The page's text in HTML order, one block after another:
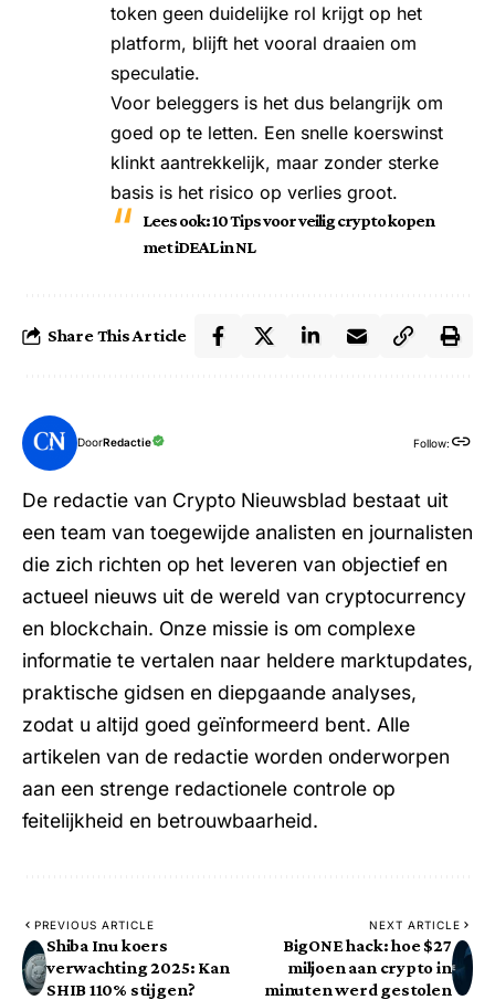
token geen duidelijke rol krijgt op het
platform, blijft het vooral draaien om
speculatie.
Voor beleggers is het dus belangrijk om
goed op te letten. Een snelle koerswinst
klinkt aantrekkelijk, maar zonder sterke
basis is het risico op verlies groot.
Lees ook:10 Tips voor veilig crypto kopen
met iDEAL in NL
Share This Article
DoorRedactie Follow:
De redactie van Crypto Nieuwsblad bestaat uit
een team van toegewijde analisten en journalisten
die zich richten op het leveren van objectief en
actueel nieuws uit de wereld van cryptocurrency
en blockchain. Onze missie is om complexe
informatie te vertalen naar heldere marktupdates,
praktische gidsen en diepgaande analyses,
zodat u altijd goed geïnformeerd bent. Alle
artikelen van de redactie worden onderworpen
aan een strenge redactionele controle op
feitelijkheid en betrouwbaarheid.
PREVIOUS ARTICLE
Shiba Inu koers
verwachting 2025: Kan
SHIB 110% stijgen?
NEXT ARTICLE
BigONE hack: hoe $27
miljoen aan crypto in
minuten werd gestolen